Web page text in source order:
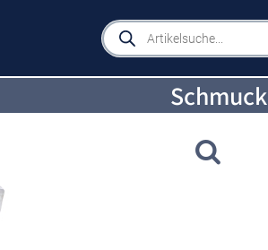
Products
search
Schmuck